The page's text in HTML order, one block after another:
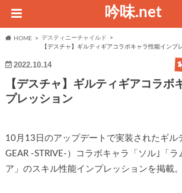
吟味.net
HOME
デスティニーチャイルド
【デスチャ】ギルティギアコラボキャラ性能インプ
2022.10.14
【デスチャ】ギルティギアコラボ
プレッション
10月13日のアップデートで実装されたギル
GEAR -STRIVE-）コラボキャラ「ソル｣「ラ
ア」のスキル性能インプレッションを掲載。